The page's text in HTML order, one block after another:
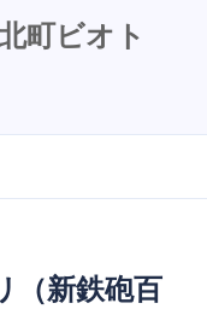
町ビオト
新鉄砲百